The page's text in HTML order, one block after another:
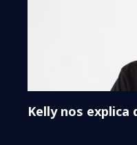
Kelly nos explica